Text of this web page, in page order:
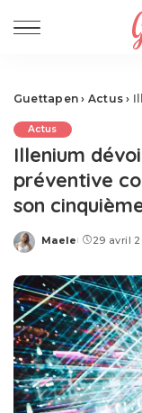
Guettapen › Actus ›
Actus
Illenium
préventive
son
Posted
Maele 29 avril